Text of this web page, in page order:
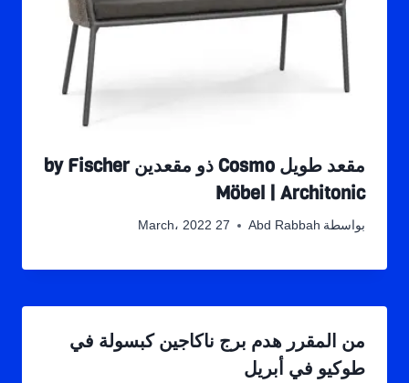
مقعد طويل Cosmo ذو مقعدين by Fischer
Möbel | Architonic
بواسطة Abd Rabbah 27 March، 2022
من المقرر هدم برج ناكاجين كبسولة في
طوكيو في أبريل